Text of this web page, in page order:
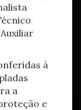
à
a
e